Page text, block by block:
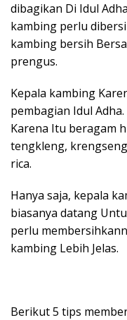
dibagikan Di Idul
kambing perlu
kambing bersih
prengus.
Kepala kambing
pembagian Idul
Karena Itu beragam
tengkleng,
rica.
Hanya saja, kepala
biasanya datang
perlu
kambing Lebih Jelas.
Berikut 5 tips